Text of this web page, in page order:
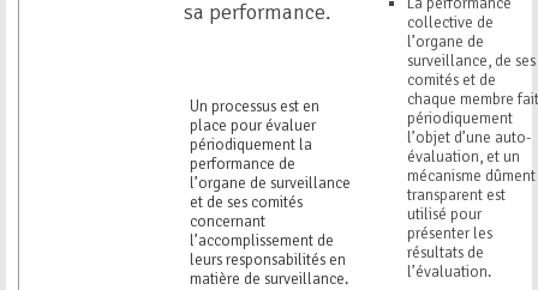
sa performance.
Un processus est en
place pour évaluer
périodiquement la
performance de
l’organe de surveillance
et de ses comités
concernant
l’accomplissement de
leurs responsabilités en
matière de surveillance.
collective de
l’organe de
surveillance, de ses
comités et de
chaque membre fait
périodiquement
l’objet d’une auto-
évaluation, et un
mécanisme dûment
transparent est
utilisé pour
présenter les
résultats de
l’évaluation.